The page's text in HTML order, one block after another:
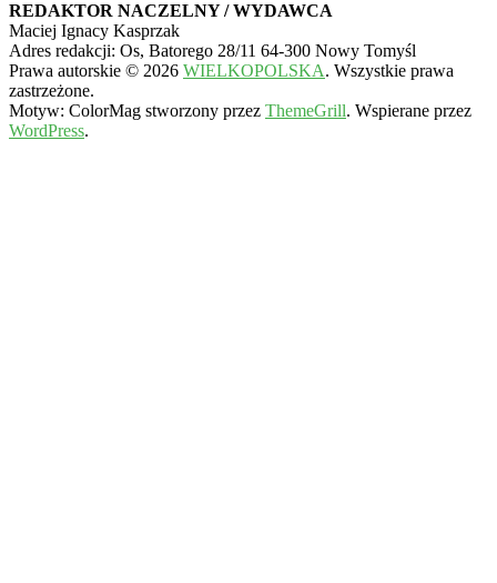
REDAKTOR NACZELNY / WYDAWCA
Maciej Ignacy Kasprzak
Adres redakcji: Os, Batorego 28/11 64-300 Nowy Tomyśl
Prawa autorskie © 2026 WIELKOPOLSKA. Wszystkie prawa
zastrzeżone.
Motyw: ColorMag stworzony przez ThemeGrill. Wspierane przez
WordPress.